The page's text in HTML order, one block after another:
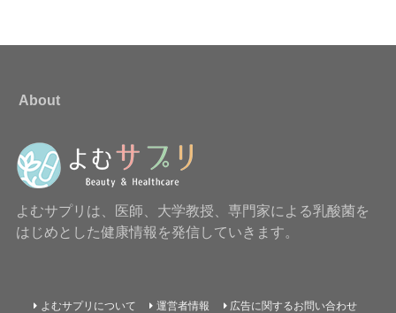
About
よむサプリは、医師、大学教授、専門家による乳酸菌を
はじめとした健康情報を発信していきます。
よむサプリについて 運営者情報 広告に関するお問い合わせ